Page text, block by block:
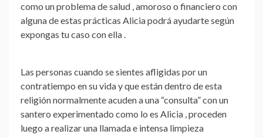
como un problema de salud , amoroso o financiero con
alguna de estas prácticas Alicia podrá ayudartesegún
expongas tu caso con ella .
Las personas cuando se sientes afligidas por un
contratiempo en su vida y que están dentro de esta
religión normalmente acuden a una “consulta” con un
santero experimentado como lo es Alicia , proceden
luego a realizar una llamada e intensa limpieza